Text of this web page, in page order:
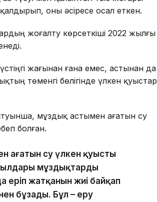
оны әсіресе осал еткен.
жоғалту көрсеткіші 2022 жылғы
жағынан ғана емес, астынан да
төменгі бөлігінде үлкен қуыстар
мұздық астымен ағатын су
болған.
ағатын су үлкен қуысты
мұздықтардың
еріп жатқанын жиі байқап
бұзады. Бұл – еру